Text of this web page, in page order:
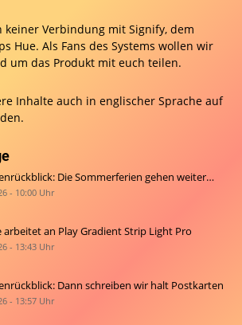
keiner Verbindung mit Signify, dem
Hue. Als Fans des Systems wollen wir
um das Produkt mit euch teilen.
Inhalte auch in englischer Sprache auf
Die Sommerferien gehen weiter…
- 10:00 Uhr
arbeitet an Play Gradient Strip Light Pro
- 13:43 Uhr
Dann schreiben wir halt Postkarten
- 13:57 Uhr